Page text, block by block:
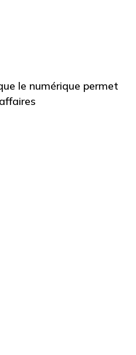
le numérique permet